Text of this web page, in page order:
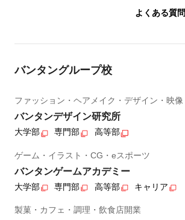
よくある質問
バンタングループ校
ファッション・ヘアメイク・デザイン・映像
バンタンデザイン研究所
大学部 専門部 高等部
ゲーム・イラスト・CG・eスポーツ
バンタンゲームアカデミー
大学部 専門部 高等部 キャリア
製菓・カフェ・調理・飲食店開業